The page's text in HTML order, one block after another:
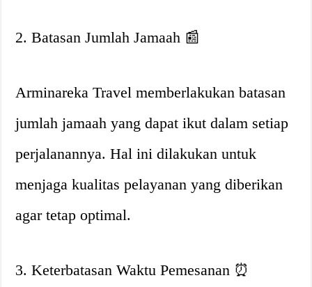
2. Batasan Jumlah Jamaah 📰
Arminareka Travel memberlakukan batasan
jumlah jamaah yang dapat ikut dalam setiap
perjalanannya. Hal ini dilakukan untuk
menjaga kualitas pelayanan yang diberikan
agar tetap optimal.
3. Keterbatasan Waktu Pemesanan ⏰